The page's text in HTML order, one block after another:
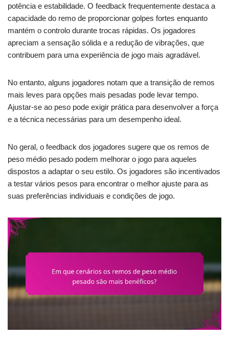
potência e estabilidade. O feedback frequentemente destaca a
capacidade do remo de proporcionar golpes fortes enquanto
mantém o controlo durante trocas rápidas. Os jogadores
apreciam a sensação sólida e a redução de vibrações, que
contribuem para uma experiência de jogo mais agradável.
No entanto, alguns jogadores notam que a transição de remos
mais leves para opções mais pesadas pode levar tempo.
Ajustar-se ao peso pode exigir prática para desenvolver a força
e a técnica necessárias para um desempenho ideal.
No geral, o feedback dos jogadores sugere que os remos de
peso médio pesado podem melhorar o jogo para aqueles
dispostos a adaptar o seu estilo. Os jogadores são incentivados
a testar vários pesos para encontrar o melhor ajuste para as
suas preferências individuais e condições de jogo.